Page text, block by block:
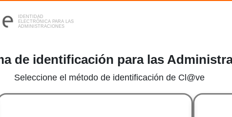
IDENTIDAD
ELECTRÓNICA PARA LAS
ADMINISTRACIONES
de identificación para las
Seleccione el método de identificación de Cl@ve